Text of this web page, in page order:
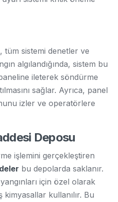
, tüm sistemi denetler ve
algılandığında, sistem bu
ileterek söndürme
sağlar. Ayrıca, panel
izler ve operatörlere
Deposu
işlemini gerçekleştiren
bu depolarda saklanır.
için özel olarak
kullanılır. Bu